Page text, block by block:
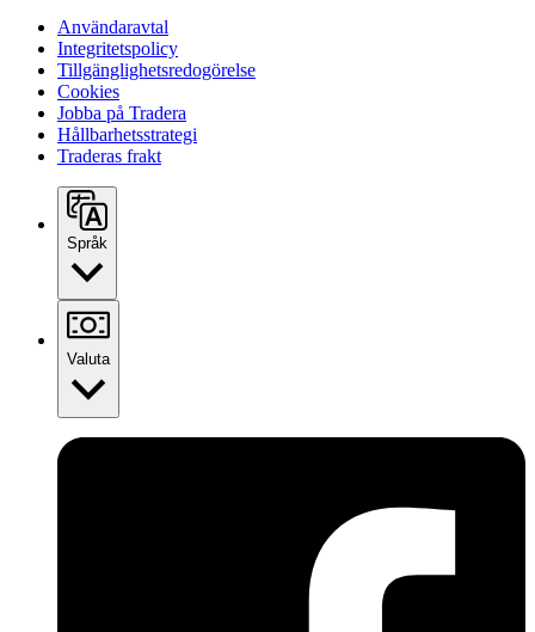
Användaravtal
Integritetspolicy
Tillgänglighetsredogörelse
Cookies
Jobba på Tradera
Hållbarhetsstrategi
Traderas frakt
Språk
Valuta